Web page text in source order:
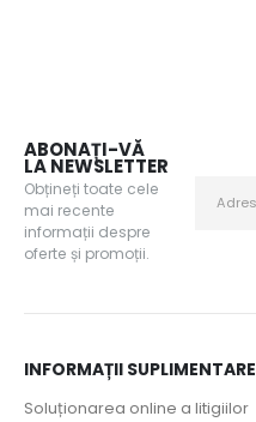
ABONAȚI-VĂ
LA NEWSLETTER
Obțineți toate cele
mai recente
informații despre
oferte și promoții.
INFORMAȚII SUPLIMENTARE
Soluționarea online a litigiilor